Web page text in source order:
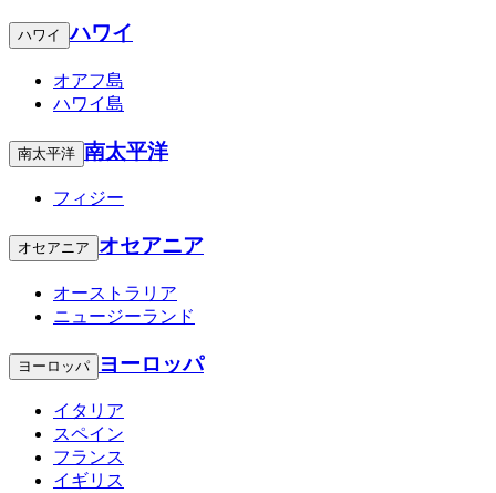
ハワイ ハワイ
オアフ島
ハワイ島
南太平洋 南太平洋
フィジー
オセアニア オセアニア
オーストラリア
ニュージーランド
ヨーロッパ ヨーロッパ
イタリア
スペイン
フランス
イギリス